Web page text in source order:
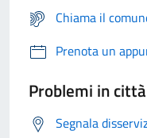
Chiama il
Prenota un
Problemi in città
Segnala